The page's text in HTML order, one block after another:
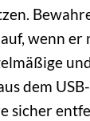
wenn er
dem
sicher